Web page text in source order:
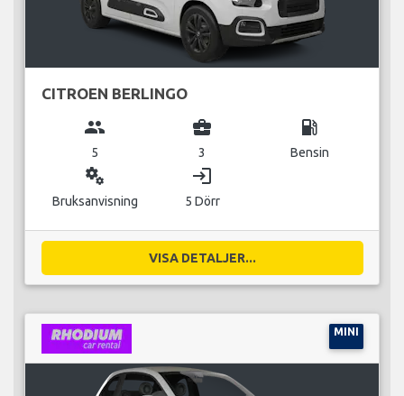
CITROEN BERLINGO
group
5
business_center
3
local_gas_station
Bensin
miscellaneous_services
Bruksanvisning
login
5 Dörr
VISA DETALJER...
MINI